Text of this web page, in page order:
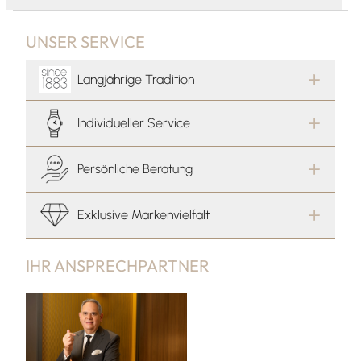
IHR ANSPRECHPARTNER
UNSER SERVICE
Langjährige Tradition
Individueller Service
Persönliche Beratung
Exklusive Markenvielfalt